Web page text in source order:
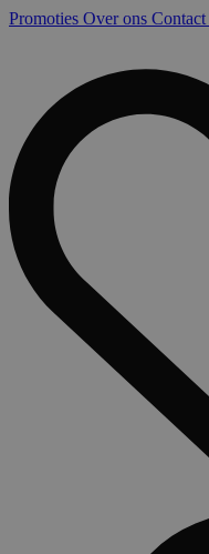
Promoties Over ons Contact